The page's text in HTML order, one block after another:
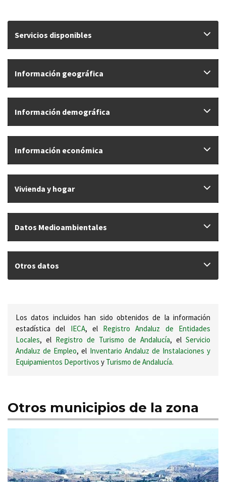
Servicios disponibles
Información geográfica
Información demográfica
Información económica
Vivienda y hogar
Datos Medioambientales
Otros datos
Los datos incluidos han sido obtenidos de la información
estadística del IECA, el Registro Andaluz de Entidades
Locales, el Registro de Turismo de Andalucía, el Servicio
Andaluz de Empleo, el Inventario Andaluz de Instalaciones y
Equipamientos Deportivos y Turismo de Andalucía.
Otros municipios de la zona